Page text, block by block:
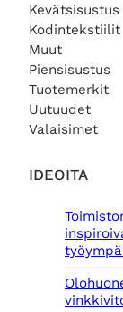
Kevätsisustus
Kodintekstiilit
Muut
Piensisustus
Tuotemerkit
Uutuudet
Valaisimet
IDEOITA